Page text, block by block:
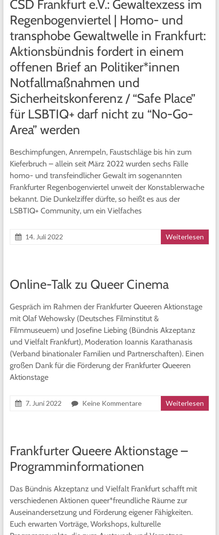
CSD Frankfurt e.V.: Gewaltexzess im
Regenbogenviertel | Homo- und
transphobe Gewaltwelle in Frankfurt:
Aktionsbündnis fordert in einem
offenen Brief an Politiker*innen
Notfallmaßnahmen und
Sicherheitskonferenz / “Safe Place”
für LSBTIQ+ darf nicht zu “No-Go-
Area” werden
Beschimpfungen, Anrempeln, Faustschläge bis hin zum
Kieferbruch – allein seit März 2022 wurden sechs Fälle
homo- und transfeindlicher Gewalt im sogenannten
Frankfurter Regenbogenviertel unweit der Konstablerwache
bekannt. Die Dunkelziffer dürfte, so heißt es aus der
LSBTIQ+ Community, um ein Vielfaches
14. Juli 2022 Weiterlesen
Online-Talk zu Queer Cinema
Gespräch im Rahmen der Frankfurter Queeren Aktionstage
mit Olaf Wehowsky (Deutsches Filminstitut &
Filmmuseuem) und Josefine Liebing (Bündnis Akzeptanz
und Vielfalt Frankfurt), Moderation Ioannis Karathanasis
(Verband binationaler Familien und Partnerschaften). Einen
großen Dank für die Förderung der Frankfurter Queeren
Aktionstage
7. Juni 2022 Keine Kommentare Weiterlesen
Frankfurter Queere Aktionstage –
Programminformationen
Das Bündnis Akzeptanz und Vielfalt Frankfurt schafft mit
verschiedenen Aktionen queer*freundliche Räume zur
Auseinandersetzung und Förderung eigener Fähigkeiten.
Euch erwarten Vorträge, Workshops, kulturelle